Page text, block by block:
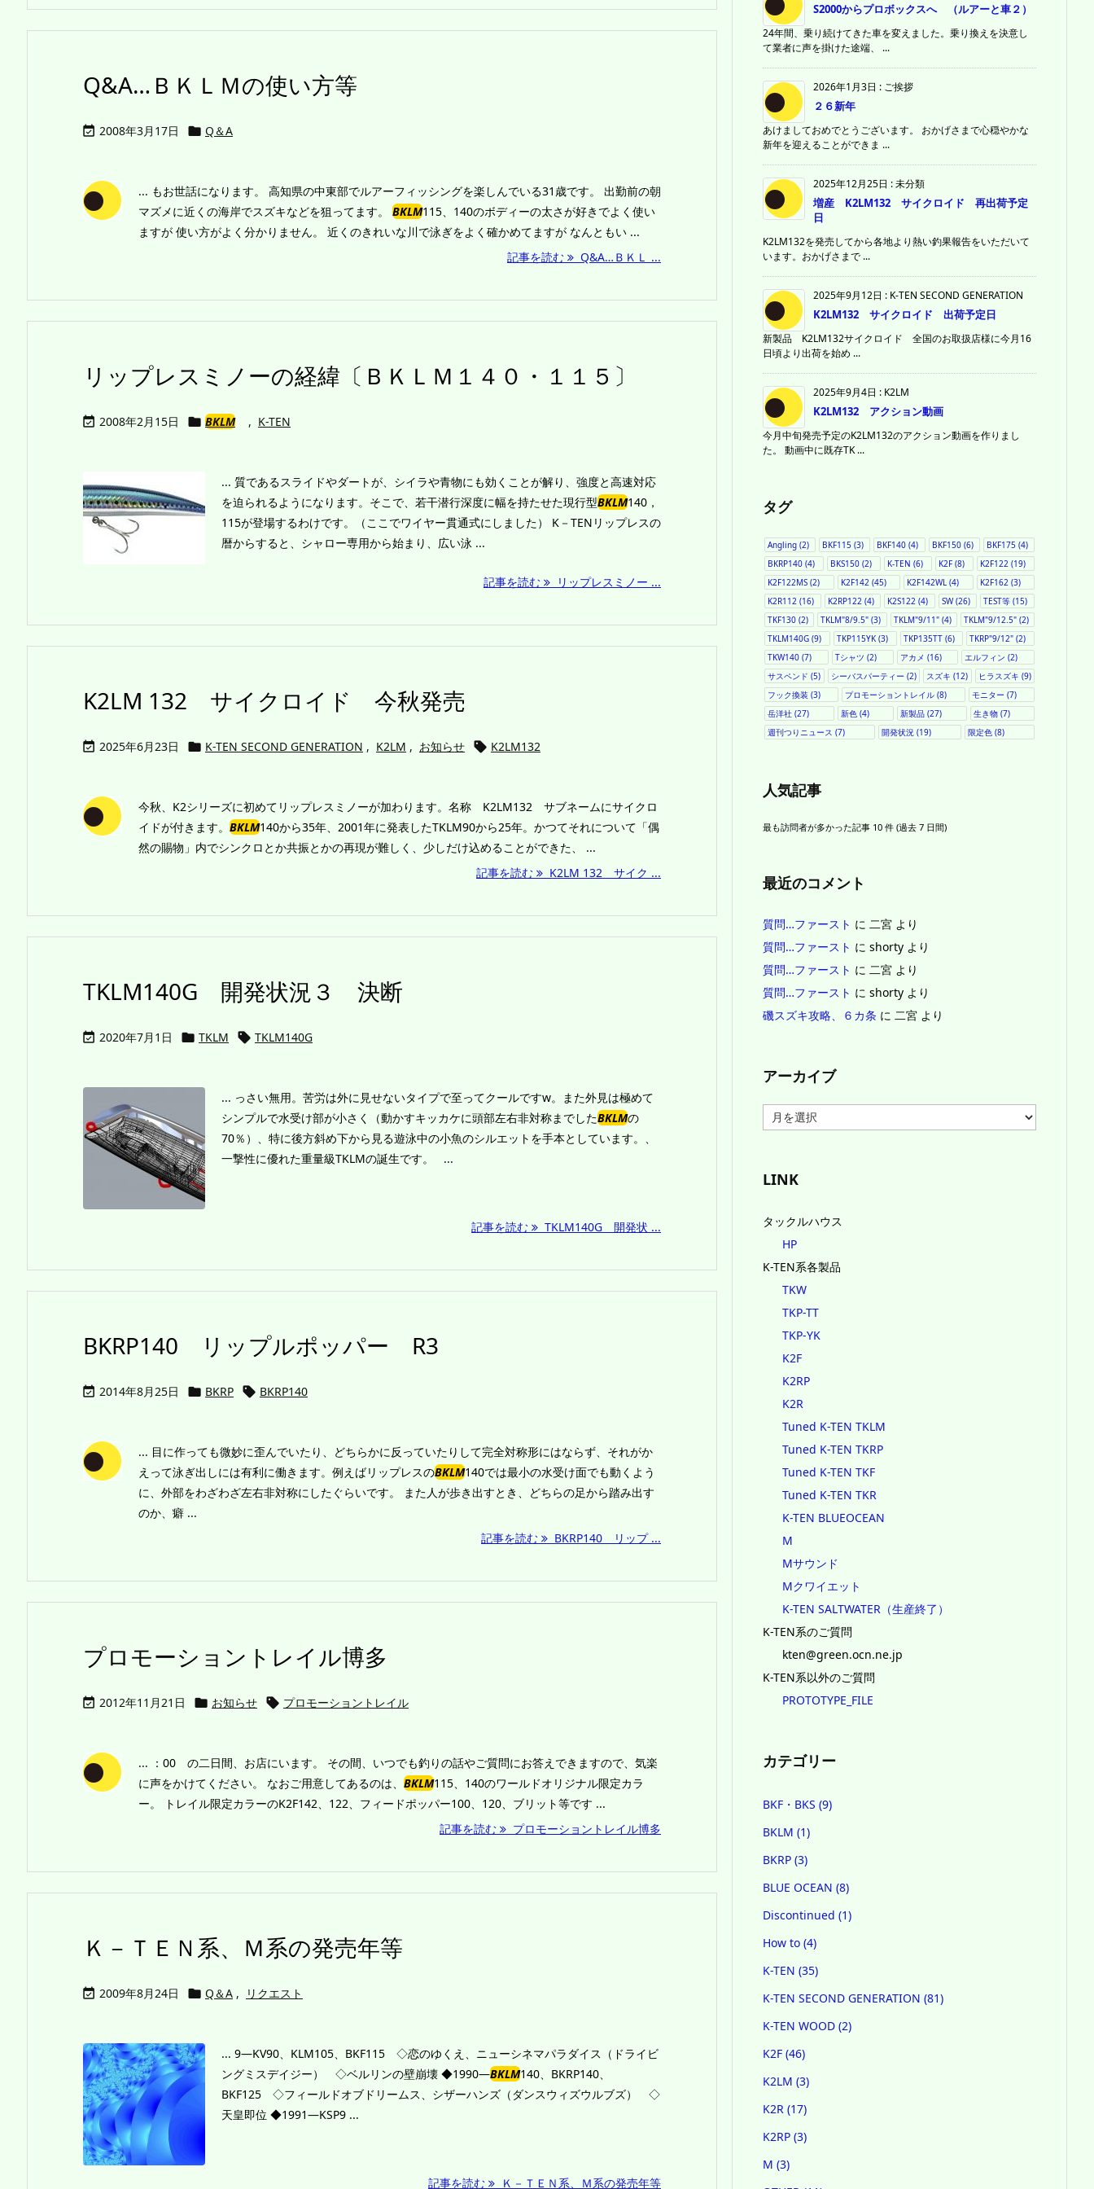
Q&A…ＢＫＬＭの使い方等
 2008年3月17日  Q＆A
... もお世話になります。 高知県の中東部でルアーフィッシングを楽しんでいる31歳です。 出勤前の朝
マズメに近くの海岸でスズキなどを狙ってます。 BKLM115、140のボディーの太さが好きでよく使い
ますが 使い方がよく分かりません。 近くのきれいな川で泳ぎをよく確かめてますが なんともい ...
記事を読む
Q&A…ＢＫＬ ...
リップレスミノーの経緯〔ＢＫＬＭ１４０・１１５〕
 2008年2月15日  BKLM , K-TEN
... 質であるスライドやダートが、シイラや青物にも効くことが解り、強度と高速対応
を迫られるようになります。そこで、若干潜行深度に幅を持たせた現行型BKLM140，
115が登場するわけです。（ここでワイヤー貫通式にしました） K－TENリップレスの
暦からすると、シャロー専用から始まり、広い泳 ...
記事を読む リップレスミノー ...
K2LM 132 サイクロイド 今秋発売
 2025年6月23日  K-TEN SECOND GENERATION , K2LM , お知らせ  K2LM132
今秋、K2シリーズに初めてリップレスミノーが加わります。名称 K2LM132 サブネームにサイクロ
イドが付きます。 BKLM140から35年、2001年に発表したTKLM90から25年。かつてそれについて「偶
然の賜物」内でシンクロとか共振とかの再現が難しく、少しだけ込めることができた、 ...
記事を読む
K2LM 132 サイク ...
TKLM140G 開発状況３ 決断
 2020年7月1日  TKLM  TKLM140G
... っさい無用。苦労は外に見せないタイプで至ってクールですw。また外見は極めて
シンプルで水受け部が小さく（動かすキッカケに頭部左右非対称までしたBKLMの
70％）、特に後方斜め下から見る遊泳中の小魚のシルエットを手本としています。、
一撃性に優れた重量級TKLMの誕生です。 ...
記事を読む TKLM140G 開発状 ...
BKRP140 リップルポッパー R3
 2014年8月25日  BKRP  BKRP140
... 目に作っても微妙に歪んでいたり、どちらかに反っていたりして完全対称形にはならず、それがか
えって泳ぎ出しには有利に働きます。例えばリップレスのBKLM140では最小の水受け面でも動くよう
に、外部をわざわざ左右非対称にしたぐらいです。 また人が歩き出すとき、どちらの足から踏み出す
のか、癖 ...
記事を読む
BKRP140 リップ ...
プロモーショントレイル博多
 2012年11月21日  お知らせ  プロモーショントレイル
... ：00 の二日間、お店にいます。 その間、いつでも釣りの話やご質問にお答えできますので、気楽
に声をかけてください。 なおご用意してあるのは、 BKLM115、140のワールドオリジナル限定カラ
ー。 トレイル限定カラーのK2F142、122、フィードポッパー100、120、ブリット等です ...
記事を読む
プロモーショントレイル博多
Ｋ－ＴＥＮ系、Ｍ系の発売年等
 2009年8月24日  Q＆A , リクエスト
... 9―KV90、KLM105、BKF115 ◇恋のゆくえ、ニューシネマパラダイス（ドライビ
ングミスデイジー） ◇ベルリンの壁崩壊 ◆1990―BKLM140、BKRP140、
BKF125 ◇フィールドオブドリームス、シザーハンズ（ダンスウィズウルブズ） ◇
天皇即位 ◆1991―KSP9 ...
記事を読む Ｋ－ＴＥＮ系、Ｍ系の発売年等
S2000からプロボックスへ （ルアーと車２）
24年間、乗り続けてきた車を変えました。乗り換えを決意し
て業者に声を掛けた途端、 ...
2026年1月3日 : ご挨拶
２６新年
あけましておめでとうございます。 おかげさまで心穏やかな
新年を迎えることができま ...
2025年12月25日 :未分類
増産 K2LM132 サイクロイド 再出荷予定
日
K2LM132を発売してから各地より熱い釣果報告をいただいて
います。おかげさまで ...
2025年9月12日 : K-TEN SECOND GENERATION
K2LM132 サイクロイド 出荷予定日
新製品 K2LM132サイクロイド 全国のお取扱店様に今月16
日頃より出荷を始め ...
2025年9月4日 : K2LM
K2LM132 アクション動画
今月中旬発売予定のK2LM132のアクション動画を作りまし
た。 動画中に既存TK ...
タグ
Angling (2) BKF115 (3) BKF140 (4) BKF150(6) BKF175(4)
BKRP140 (4) BKS150 (2) K-TEN (6) K2F (8) K2F122 (19)
K2F122MS (2) K2F142(45) K2F142WL (4) K2F162(3)
K2R112 (16) K2RP122(4) K2S122 (4) SW(26) TEST等 (15)
TKF130 (2) TKLM"8/9.5" (3) TKLM"9/11"(4) TKLM"9/12.5"(2)
TKLM140G (9) TKP115YK(3) TKP135TT(6) TKRP"9/12" (2)
TKW140 (7) Tシャツ (2) アカメ (16) エルフィン (2)
サスペンド (5) シーバスパーティー (2) スズキ (12) ヒラスズキ (9)
フック換装 (3) プロモーショントレイル (8) モニター (7)
岳洋社 (27) 新色(4) 新製品 (27) 生き物(7)
週刊つりニュース (7) 開発状況 (19) 限定色 (8)
人気記事
最も訪問者が多かった記事 10 件 (過去 7 日間)
最近のコメント
質問…ファースト に 二宮 より
質問…ファースト に shorty より
質問…ファースト に 二宮 より
質問…ファースト に shorty より
磯スズキ攻略、６カ条 に 二宮 より
アーカイブ
ー
ブ
LINK
タックルハウス
HP
K-TEN系各製品
TKW
TKP-TT
TKP-YK
K2F
K2RP
K2R
Tuned K-TEN TKLM
Tuned K-TEN TKRP
Tuned K-TEN TKF
Tuned K-TEN TKR
K-TEN BLUEOCEAN
M
Mサウンド
Mクワイエット
K-TEN SALTWATER（生産終了）
K-TEN系のご質問
kten@green.ocn.ne.jp
K-TEN系以外のご質問
PROTOTYPE_FILE
カテゴリー
BKF・BKS (9)
BKLM (1)
BKRP (3)
BLUE OCEAN (8)
Discontinued (1)
How to (4)
K-TEN (35)
K-TEN SECOND GENERATION (81)
K-TEN WOOD (2)
K2F (46)
K2LM (3)
K2R (17)
K2RP (3)
M (3)